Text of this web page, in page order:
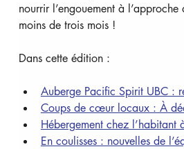
nourrir l’engouement à
moins de trois mois !
Dans cette édition :
Auberge Pacific Spirit UBC :
Coups de cœur locaux : À
Hébergement chez l’habitant
En coulisses : nouvelles de